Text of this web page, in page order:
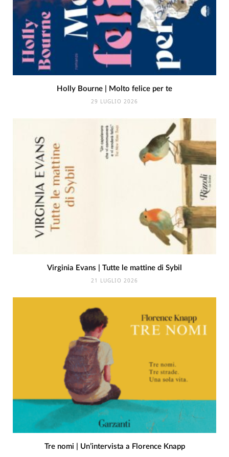
Holly Bourne | Molto felice per te
29 LUGLIO 2026
Virginia Evans | Tutte le mattine di Sybil
21 LUGLIO 2026
Tre nomi | Un’intervista a Florence Knapp